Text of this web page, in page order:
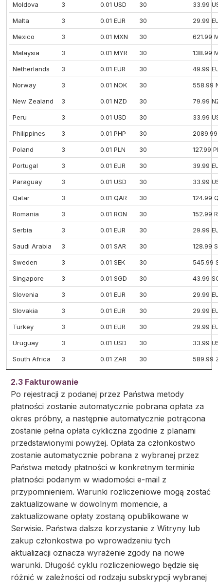
Moldova 3 0.01 USD 30 33.99
Malta 3 0.01 EUR 30 29.99
Mexico 3 0.01 MXN 30 621.99
Malaysia 3 0.01 MYR 30 138.99
Netherlands 3 0.01 EUR 30 49.99
Norway 3 0.01 NOK 30 558.99
New Zealand 3 0.01 NZD 30 79.99
Peru 3 0.01 USD 30 33.99
Philippines 3 0.01 PHP 30 2089.99
Poland 3 0.01 PLN 30 127.99
Portugal 3 0.01 EUR 30 39.99
Paraguay 3 0.01 USD 30 33.99
Qatar 3 0.01 QAR 30 124.99
Romania 3 0.01 RON 30 152.99
Serbia 3 0.01 EUR 30 29.99
Saudi Arabia 3 0.01 SAR 30 128.99
Sweden 3 0.01 SEK 30 545.99
Singapore 3 0.01 SGD 30 43.99
Slovenia 3 0.01 EUR 30 29.99
Slovakia 3 0.01 EUR 30 29.99
Turkey 3 0.01 EUR 30 29.99
Uruguay 3 0.01 USD 30 33.99
South Africa 3 0.01 ZAR 30 589.99
2.3 Fakturowanie
Po rejestracji z podanej przez Państwa metody
płatności zostanie automatycznie pobrana opłata za
okres próbny, a następnie automatycznie potrącona
zostanie pełna opłata cykliczna zgodnie z planami
przedstawionymi powyżej. Opłata za członkostwo
zostanie automatycznie pobrana z wybranej przez
Państwa metody płatności w konkretnym terminie
płatności podanym w wiadomości e-mail z
przypomnieniem. Warunki rozliczeniowe mogą zostać
zaktualizowane w dowolnym momencie, a
zaktualizowane opłaty zostaną opublikowane w
Serwisie. Państwa dalsze korzystanie z Witryny lub
zakup członkostwa po wprowadzeniu tych
aktualizacji oznacza wyrażenie zgody na nowe
warunki. Długość cyklu rozliczeniowego będzie się
różnić w zależności od rodzaju subskrypcji wybranej